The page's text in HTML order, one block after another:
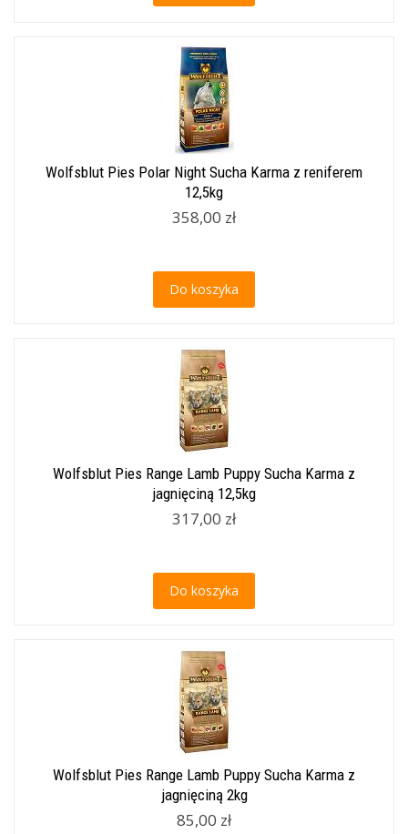
Wolfsblut Pies Polar Night Sucha Karma z reniferem
12,5kg
358,00 zł
Do koszyka
Wolfsblut Pies Range Lamb Puppy Sucha Karma z
jagnięciną 12,5kg
317,00 zł
Do koszyka
Wolfsblut Pies Range Lamb Puppy Sucha Karma z
jagnięciną 2kg
85,00 zł